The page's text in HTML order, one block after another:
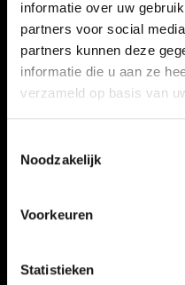
informatie over uw
partners voor social
partners kunnen deze
informatie die u aan ze
verzameld op basis van
Noodzakelijk
Voorkeuren
Statistieken